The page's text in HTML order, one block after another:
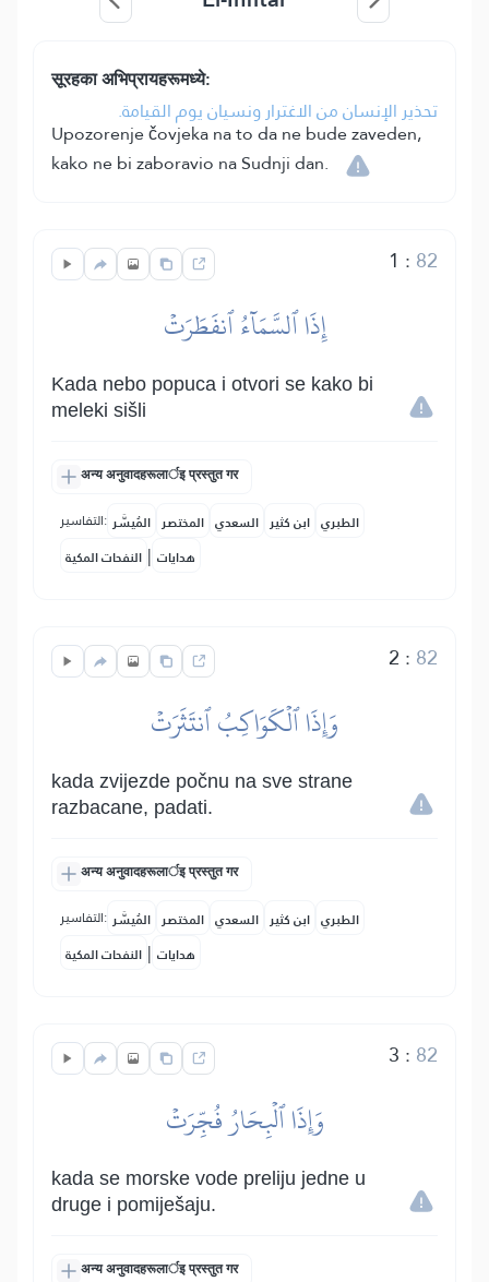
सूरहका अभिप्रायहरूमध्ये:
تحذير الإنسان من الاغترار ونسيان يوم القيامة.
Upozorenje čovjeka na to da ne bude zaveden,
kako ne bi zaboravio na Sudnji dan.
1 : 82
إِذَا ٱلسَّمَآءُ ٱنفَطَرَتۡ
Kada nebo popuca i otvori se kako bi
meleki sišli
अन्य अनुवादहरूलार्इ प्रस्तुत गर
التفاسير: المُيسَّر المختصر السعدي ابن كثير الطبري
النفحات المكية | هدايات
2 : 82
وَإِذَا ٱلۡكَوَاكِبُ ٱنتَثَرَتۡ
kada zvijezde počnu na sve strane
razbacane, padati.
अन्य अनुवादहरूलार्इ प्रस्तुत गर
التفاسير: المُيسَّر المختصر السعدي ابن كثير الطبري
النفحات المكية | هدايات
3 : 82
وَإِذَا ٱلۡبِحَارُ فُجِّرَتۡ
kada se morske vode preliju jedne u
druge i pomiješaju.
अन्य अनुवादहरूलार्इ प्रस्तुत गर